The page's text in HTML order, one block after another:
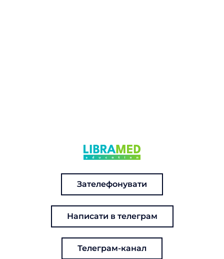
Зателефонувати
Написати в телеграм
Телеграм-канал